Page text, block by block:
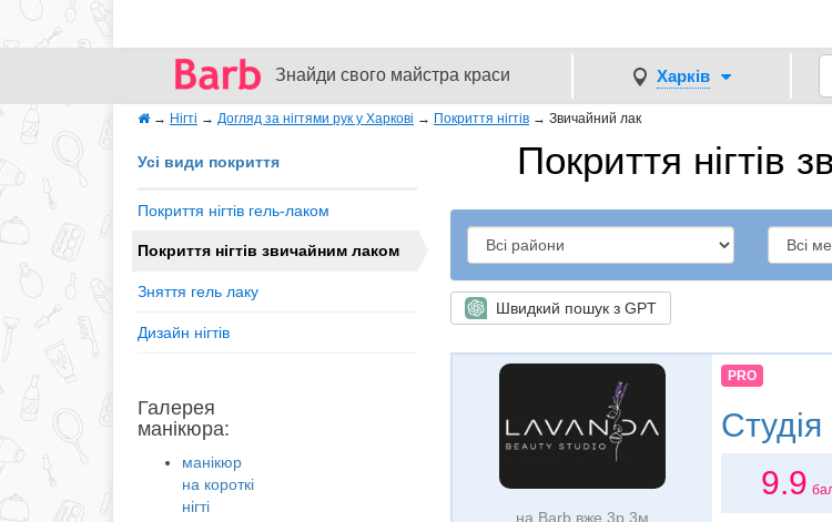
Знайди свого майстра краси Харків
→ Нігті → Догляд за нігтями рук у Харкові → Покриття нігтів → Звичайний лак
Покриття нігтів
Швидкий пошук з GPT
Усі види покриття
Покриття нігтів гель-лаком
Покриття нігтів звичайним лаком
Зняття гель лаку
Дизайн нігтів
Галерея
манікюра:
манікюр
на короткі
нігті
на Barb вже 3р 3м
PRO
Студія
9.9